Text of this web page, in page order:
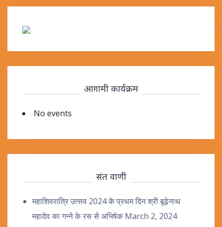
आगामी कार्यक्रम
No events
संत वाणी
महाशिवरात्रि उत्सव 2024 के प्रथम दिन श्री बूढ़ेनाथ
महादेव का गन्ने के रस से अभिषेक March 2, 2024